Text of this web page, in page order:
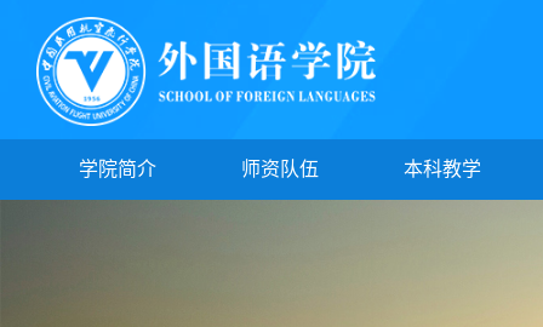
学院简介 师资队伍 本科教学